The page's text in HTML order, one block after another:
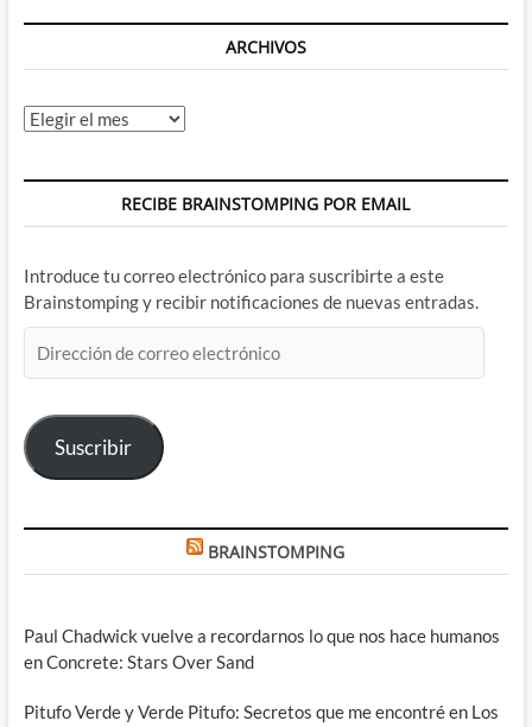
ARCHIVOS
Archivos
RECIBE BRAINSTOMPING POR EMAIL
Introduce tu correo electrónico para suscribirte a este
Brainstomping y recibir notificaciones de nuevas entradas.
de
electrónico
Suscribir
BRAINSTOMPING
Paul Chadwick vuelve a recordarnos lo que nos hace humanos
en Concrete: Stars Over Sand
Pitufo Verde y Verde Pitufo: Secretos que me encontré en Los